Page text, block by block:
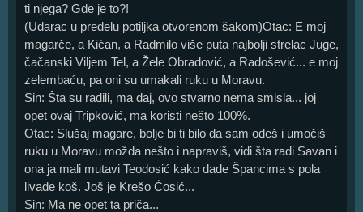
ti njega? Gde je to?!
(Udarac u predelu potiljka otvorenom šakom)Otac: E moj
magarče, a Kićan, a Radmilo više puta najbolji strelac Juge,
čačanski Viljem Tel, a Žele Obradović, a Radošević... e moj
zelembaću, pa oni su umakali ruku u Moravu.
Sin: Šta su radili, ma daj, ovo stvarno nema smisla... joj
opet ovaj Tripković, ma koristi nešto 100%.
Otac: Slušaj magare, bolje bi ti bilo da sam odeš i umočiš
ruku u Moravu možda nešto i napraviš, vidi šta radi Savan i
ona ja mali mutavi Teodosić kako dade Špancima s pola
livade koš. Još je Krešo Ćosić...
Sin: Ma ne opet ta priča...